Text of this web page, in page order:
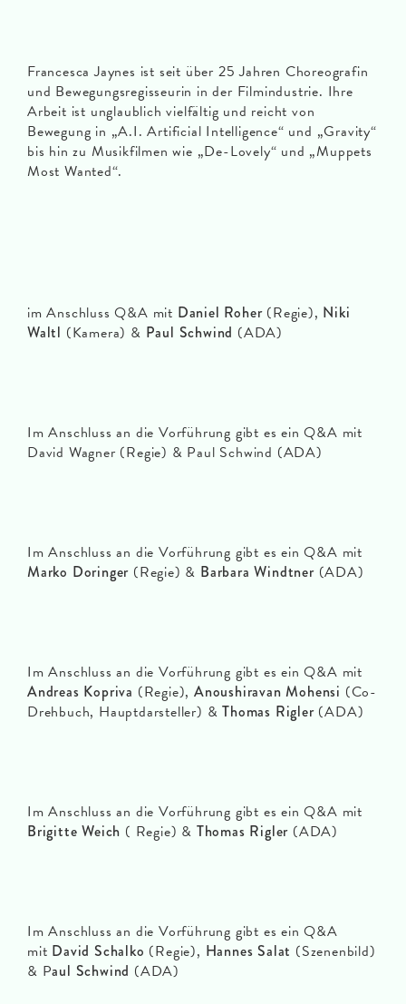
Francesca Jaynes ist seit über 25 Jahren Choreografin
und Bewegungsregisseurin in der Filmindustrie. Ihre
Arbeit ist unglaublich vielfältig und reicht von
Bewegung in „A.I. Artificial Intelligence“ und „Gravity“
bis hin zu Musikfilmen wie „De-Lovely“ und „Muppets
Most Wanted“.
im Anschluss Q&A mit Daniel Roher(Regie), Niki
Waltl (Kamera) & Paul Schwind (ADA)
Im Anschluss an die Vorführung gibt es ein Q&A mit
David Wagner (Regie) & Paul Schwind (ADA)
Im Anschluss an die Vorführung gibt es ein Q&A mit
Marko Doringer (Regie) & Barbara Windtner(ADA)
Im Anschluss an die Vorführung gibt es ein Q&A mit
Andreas Kopriva (Regie), Anoushiravan Mohensi (Co-
Drehbuch, Hauptdarsteller) &Thomas Rigler(ADA)
Im Anschluss an die Vorführung gibt es ein Q&A mit
Brigitte Weich ( Regie) & Thomas Rigler (ADA)
Im Anschluss an die Vorführung gibt es ein Q&A
mit David Schalko (Regie), Hannes Salat (Szenenbild)
& Paul Schwind (ADA)